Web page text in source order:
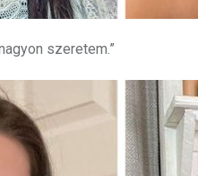
szeretem.”